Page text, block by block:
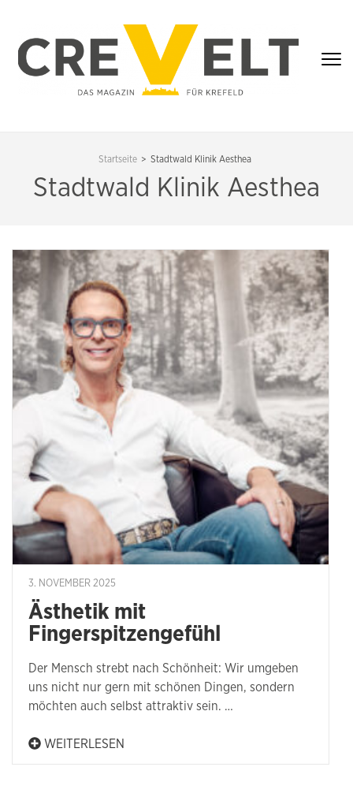
springen
(Enter
KREFELD
Startseite > Stadtwald Klinik Aesthea
Stadtwald Klinik Aesthea
3. NOVEMBER 2025
Ästhetik mit
Fingerspitzengefühl
Der Mensch strebt nach Schönheit: Wir umgeben
uns nicht nur gern mit schönen Dingen, sondern
möchten auch selbst attraktiv sein. …
WEITERLESEN